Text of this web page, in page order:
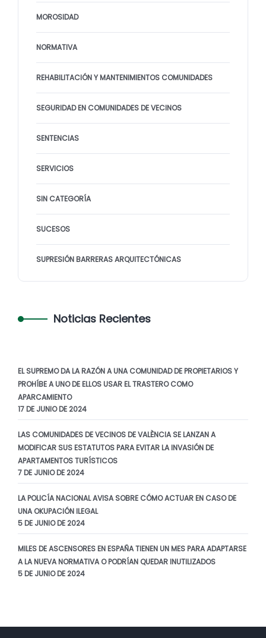
MOROSIDAD
NORMATIVA
REHABILITACIÓN Y MANTENIMIENTOS COMUNIDADES
SEGURIDAD EN COMUNIDADES DE VECINOS
SENTENCIAS
SERVICIOS
SIN CATEGORÍA
SUCESOS
SUPRESIÓN BARRERAS ARQUITECTÓNICAS
Noticias Recientes
EL SUPREMO DA LA RAZÓN A UNA COMUNIDAD DE PROPIETARIOS Y
PROHÍBE A UNO DE ELLOS USAR EL TRASTERO COMO
APARCAMIENTO
17 DE JUNIO DE 2024
LAS COMUNIDADES DE VECINOS DE VALÈNCIA SE LANZAN A
MODIFICAR SUS ESTATUTOS PARA EVITAR LA INVASIÓN DE
APARTAMENTOS TURÍSTICOS
7 DE JUNIO DE 2024
LA POLICÍA NACIONAL AVISA SOBRE CÓMO ACTUAR EN CASO DE
UNA OKUPACIÓN ILEGAL
5 DE JUNIO DE 2024
MILES DE ASCENSORES EN ESPAÑA TIENEN UN MES PARA ADAPTARSE
A LA NUEVA NORMATIVA O PODRÍAN QUEDAR INUTILIZADOS
5 DE JUNIO DE 2024